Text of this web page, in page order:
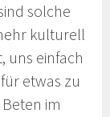
solche
kulturell
uns einfach
etwas zu
im